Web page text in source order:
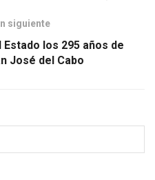
siguiente
los 295 años de
José del Cabo